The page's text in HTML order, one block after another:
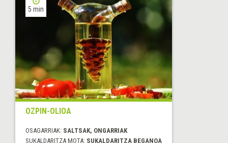
5 min
OZPIN-OLIOA
OSAGARRIAK: SALTSAK, ONGARRIAK
SUKALDARITZA MOTA: SUKALDARITZA BEGANOA